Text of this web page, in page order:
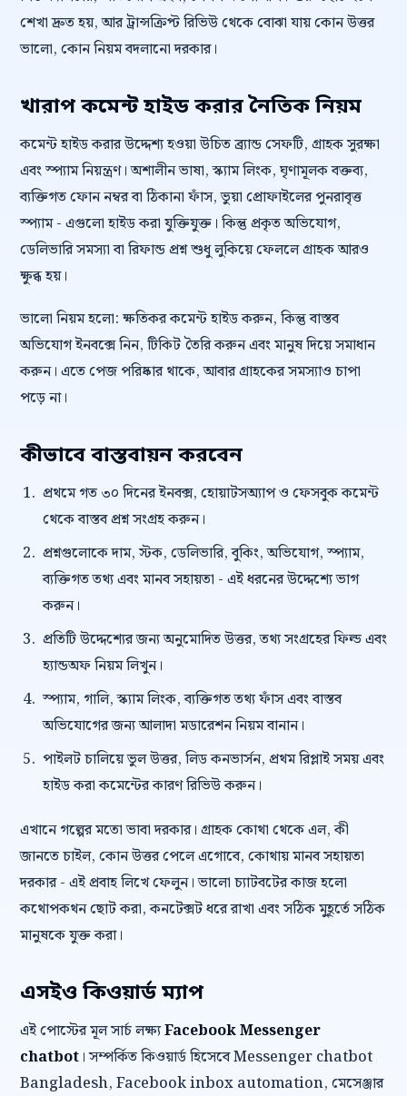
শেখা দ্রুত হয়, আর ট্রান্সক্রিপ্ট রিভিউ থেকে বোঝা যায় কোন উত্তর
ভালো, কোন নিয়ম বদলানো দরকার।
খারাপ কমেন্ট হাইড করার নৈতিক নিয়ম
কমেন্ট হাইড করার উদ্দেশ্য হওয়া উচিত ব্র্যান্ড সেফটি, গ্রাহক সুরক্ষা
এবং স্প্যাম নিয়ন্ত্রণ। অশালীন ভাষা, স্ক্যাম লিংক, ঘৃণামূলক বক্তব্য,
ব্যক্তিগত ফোন নম্বর বা ঠিকানা ফাঁস, ভুয়া প্রোফাইলের পুনরাবৃত্ত
স্প্যাম - এগুলো হাইড করা যুক্তিযুক্ত। কিন্তু প্রকৃত অভিযোগ,
ডেলিভারি সমস্যা বা রিফান্ড প্রশ্ন শুধু লুকিয়ে ফেললে গ্রাহক আরও
ক্ষুব্ধ হয়।
ভালো নিয়ম হলো: ক্ষতিকর কমেন্ট হাইড করুন, কিন্তু বাস্তব
অভিযোগ ইনবক্সে নিন, টিকিট তৈরি করুন এবং মানুষ দিয়ে সমাধান
করুন। এতে পেজ পরিষ্কার থাকে, আবার গ্রাহকের সমস্যাও চাপা
পড়ে না।
কীভাবে বাস্তবায়ন করবেন
প্রথমে গত ৩০ দিনের ইনবক্স, হোয়াটসঅ্যাপ ও ফেসবুক কমেন্ট
থেকে বাস্তব প্রশ্ন সংগ্রহ করুন।
প্রশ্নগুলোকে দাম, স্টক, ডেলিভারি, বুকিং, অভিযোগ, স্প্যাম,
ব্যক্তিগত তথ্য এবং মানব সহায়তা - এই ধরনের উদ্দেশ্যে ভাগ
করুন।
প্রতিটি উদ্দেশ্যের জন্য অনুমোদিত উত্তর, তথ্য সংগ্রহের ফিল্ড এবং
হ্যান্ডঅফ নিয়ম লিখুন।
স্প্যাম, গালি, স্ক্যাম লিংক, ব্যক্তিগত তথ্য ফাঁস এবং বাস্তব
অভিযোগের জন্য আলাদা মডারেশন নিয়ম বানান।
পাইলট চালিয়ে ভুল উত্তর, লিড কনভার্সন, প্রথম রিপ্লাই সময় এবং
হাইড করা কমেন্টের কারণ রিভিউ করুন।
এখানে গল্পের মতো ভাবা দরকার। গ্রাহক কোথা থেকে এল, কী
জানতে চাইল, কোন উত্তর পেলে এগোবে, কোথায় মানব সহায়তা
দরকার - এই প্রবাহ লিখে ফেলুন। ভালো চ্যাটবটের কাজ হলো
কথোপকথন ছোট করা, কনটেক্সট ধরে রাখা এবং সঠিক মুহূর্তে সঠিক
মানুষকে যুক্ত করা।
এসইও কিওয়ার্ড ম্যাপ
এই পোস্টের মূল সার্চ লক্ষ্যFacebook Messenger
chatbot । সম্পর্কিত কিওয়ার্ড হিসেবে Messenger chatbot
Bangladesh, Facebook inbox automation, মেসেঞ্জার